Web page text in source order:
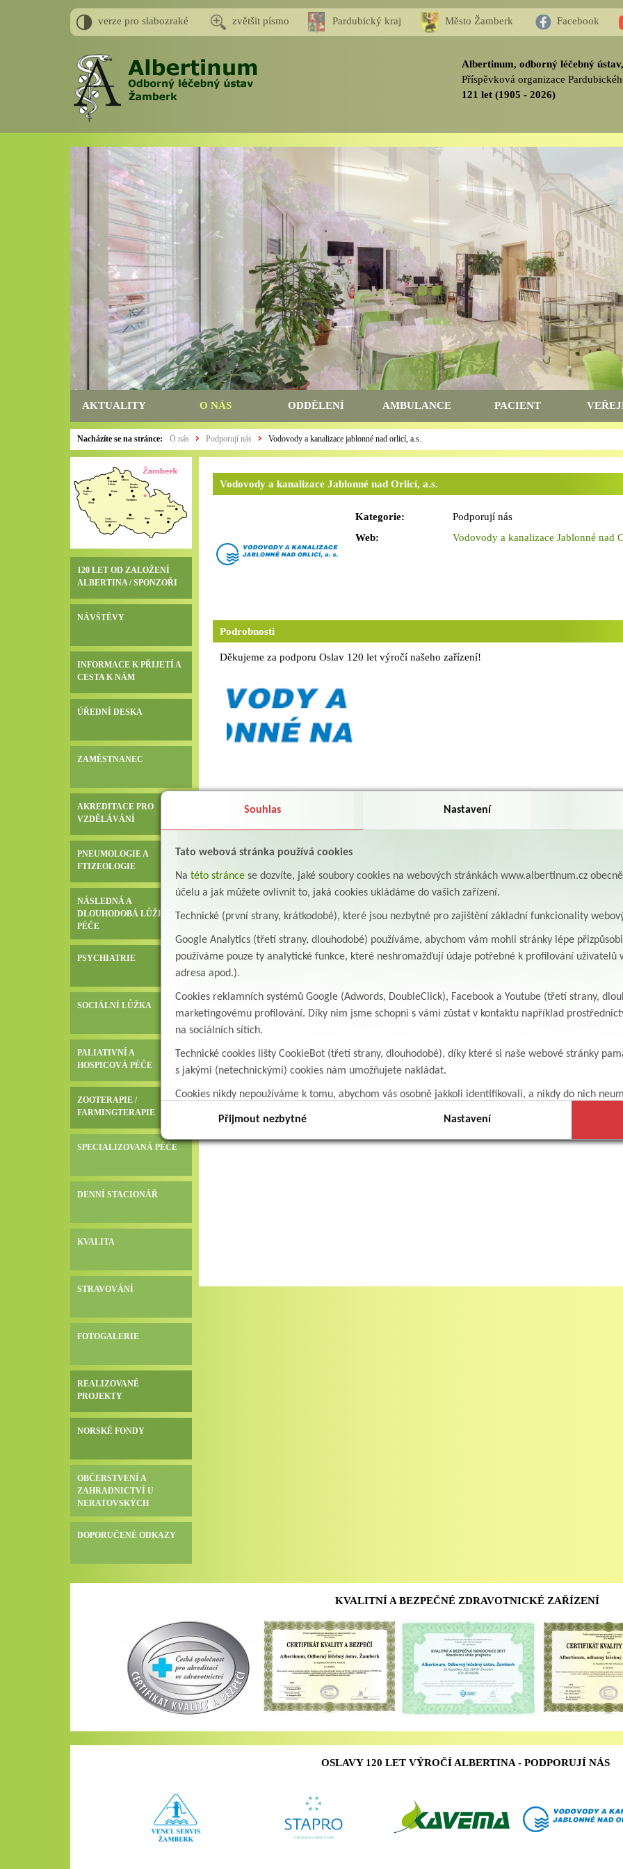
verze pro slabozraké zvětšit písmo Pardubický kraj Město Žamberk Facebook
Albertinum, odborný léčebný
Příspěvková organizace
121 let (1905 - 2026)
AKTUALITY O NÁS ODDĚLENÍ AMBULANCE PACIENT
Nacházíte se na stránce: O nás Podporují nás Vodovody a kanalizace jablonné nad orlicí, a.s.
120 LET OD ZALOŽENÍ
ALBERTINA / SPONZOŘI
NÁVŠTĚVY
INFORMACE K PŘIJETÍ A
CESTA K NÁM
ÚŘEDNÍ DESKA
ZAMĚSTNANEC
AKREDITACE PRO
VZDĚLÁVÁNÍ
PNEUMOLOGIE A
FTIZEOLOGIE
NÁSLEDNÁ A
DLOUHODOBÁ LŮŽKOVÁ
PÉČE
PSYCHIATRIE
SOCIÁLNÍ LŮŽKA
PALIATIVNÍ A
HOSPICOVÁ PÉČE
ZOOTERAPIE /
FARMINGTERAPIE
SPECIALIZOVANÁ PÉČE
DENNÍ STACIONÁŘ
KVALITA
STRAVOVÁNÍ
FOTOGALERIE
REALIZOVANÉ
PROJEKTY
NORSKÉ FONDY
OBČERSTVENÍ A
ZAHRADNICTVÍ U
NERATOVSKÝCH
DOPORUČENÉ ODKAZY
Vodovody a kanalizace Jablonné nad Orlicí, a.s.
Kategorie:
Podporují nás
Web:
Vodovody a kanalizace Jablonné nad
Podrobnosti
Děkujeme za podporu Oslav 120 let výročí našeho zařízení!
KVALITNÍ A BEZPEČNÉ ZDRAVOTNICKÉ ZAŘÍZENÍ
OSLAVY 120 LET VÝROČÍ ALBERTINA - PODPORUJÍ NÁS
Souhlas Nastavení
Tato webová stránka používá cookies
Na této stránce se dozvíte, jaké soubory cookies na webových stránkách www.albertinum.cz
účelu a jak můžete ovlivnit to, jaká cookies ukládáme do vašich zařízení.
Technické (první strany, krátkodobé), které jsou nezbytné pro zajištění základní funkcionality
Google Analytics (třetí strany, dlouhodobé) používáme, abychom vám mohli stránky lépe
používáme pouze ty analytické funkce, které neshromažďují údaje potřebné k profilování uživatelů
adresa apod.).
Cookies reklamních systémů Google (Adwords, DoubleClick), Facebook a Youtube (třetí strany,
marketingovému profilování. Díky nim jsme schopni s vámi zůstat v kontaktu například
na sociálních sítích.
Technické cookies lišty CookieBot (třetí strany, dlouhodobé), díky které si naše webové stránky
s jakými (netechnickými) cookies nám umožňujete nakládat.
Cookies nikdy nepoužíváme k tomu, abychom vás osobně jakkoli identifikovali, a nikdy do nich
Přijmout nezbytné Nastavení